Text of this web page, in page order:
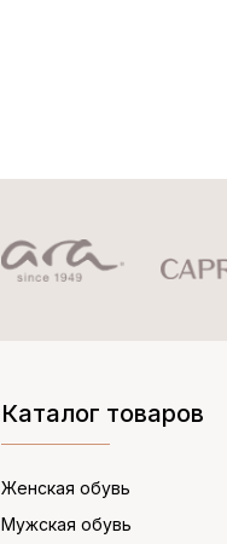
Каталог товаров
Женская обувь
Мужская обувь